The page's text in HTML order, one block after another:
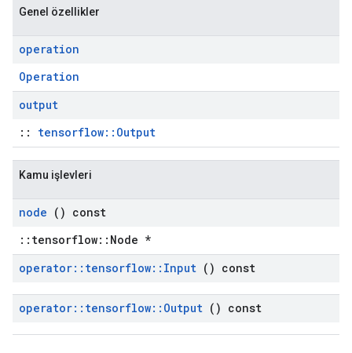
Genel özellikler
operation
Operation
output
:: tensorflow::Output
Kamu işlevleri
node () const
::tensorflow::Node *
operator:: tensorflow:: Input () const
operator:: tensorflow:: Output () const